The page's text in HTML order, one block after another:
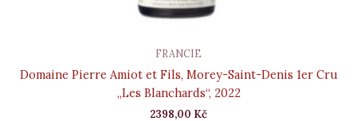
FRANCIE
Domaine Pierre Amiot et Fils, Morey-Saint-Denis 1er Cru
„Les Blanchards“, 2022
2398,00 Kč